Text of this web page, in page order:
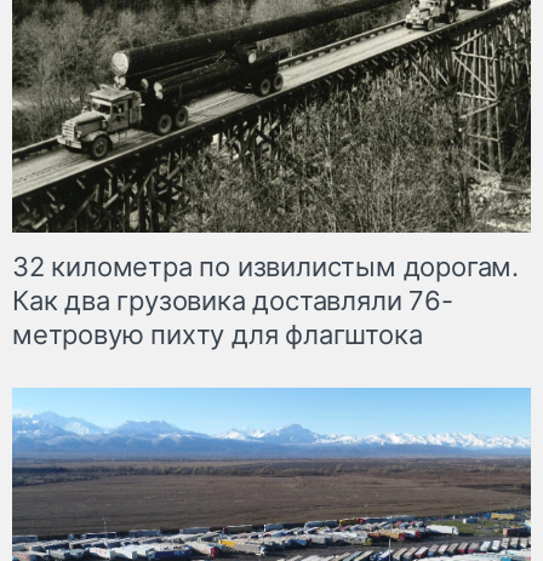
32 километра по извилистым дорогам.
Как два грузовика доставляли 76-
метровую пихту для флагштока